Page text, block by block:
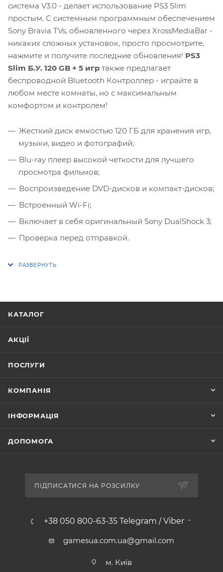
система V3.0 - делает использование PS3 Slim
простым. С системным программным обеспечением
Sony Bravia TVs, обновленного через XrossMediaBar -
никаких сложных установок, просто просмотрите,
нажмите и получите последние обновления! PS3
Slim Б.У. 120 GB + 5 игр также предлагает
беспроводной Bluetooth Контроллер - играйте в
любом месте комнаты, но с максимальным
комфортом и контролем!
Жесткий диск емкостью 120 ГБ для хранения игр,
музыки, видео и фотографий;
Blu-ray плеер высокой четкости для лучшего
просмотра фильмов;
Воспроизведение DVD-дисков и компакт-дисков;
Встроенный Wi-Fi;
Включает в себя оригинальный Sony DualShock 3;
Проверка перед отправкой.
КАТАЛОГ
АКЦІЇ
ПОСЛУГИ
КОМПАНІЯ
ІНФОРМАЦІЯ
ДОПОМОГА
ПІДПИСАТИСЯ НА РОЗСИЛКУ
+38 050 800-63-35 Telegram / Viber
gamesua.com.ua@gmail.com
м. Київ